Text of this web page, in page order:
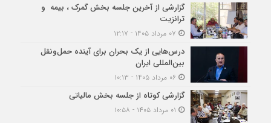
گزارشی از آخرین جلسه بخش گمرک ، بیمه و
ترانزیت
درس‌هایی از یک بحران برای آینده حمل‌ونقل
بین‌المللی ایران
گزارشی کوتاه از جلسه بخش مالیاتی